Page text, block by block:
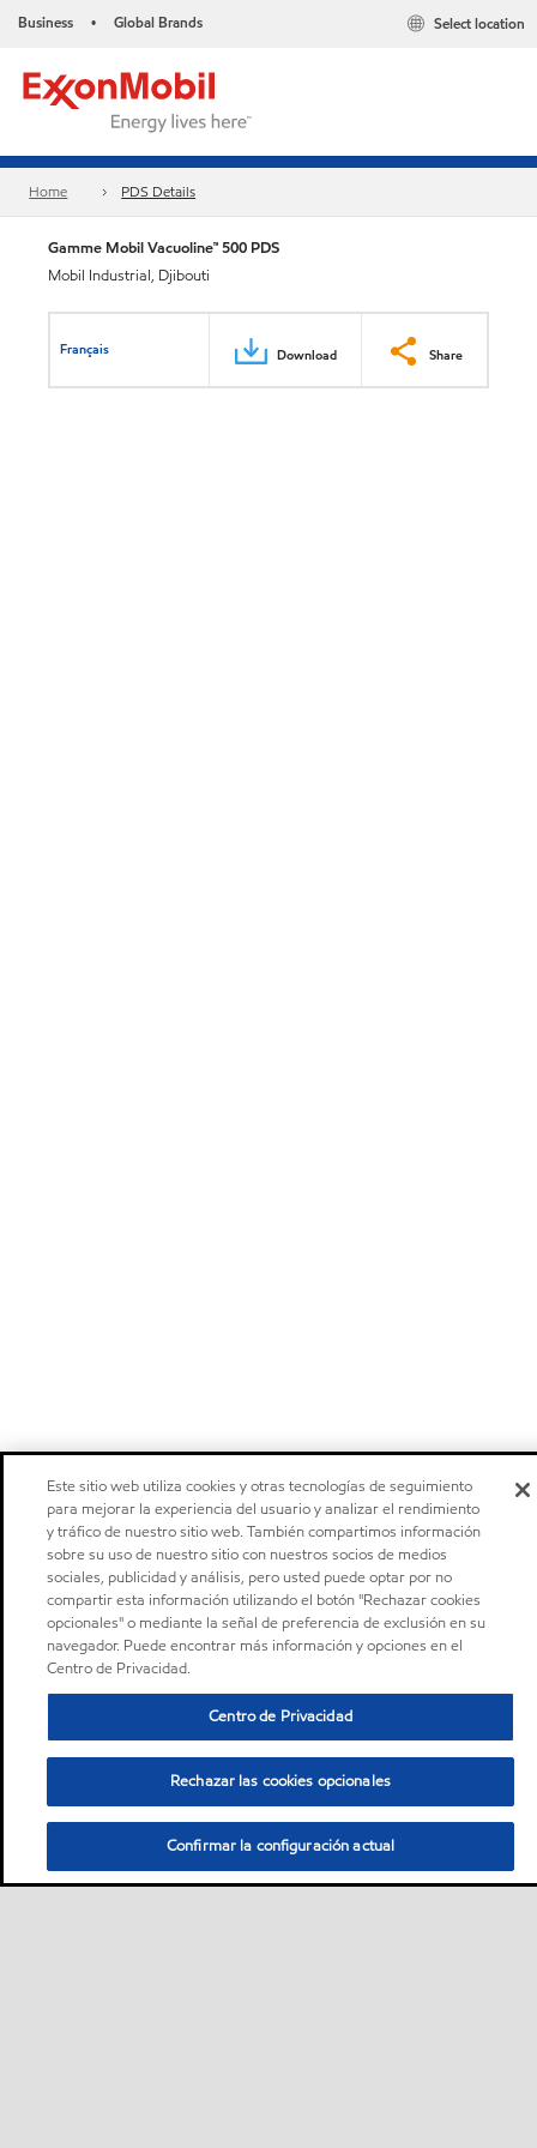
Business • Global Brands Select location
Home PDS Details
Gamme Mobil Vacuoline™ 500 PDS
Mobil Industrial, Djibouti
Français Download Share
Este sitio web utiliza cookies y otras tecnologías de seguimiento
para mejorar la experiencia del usuario y analizar el rendimiento
y tráfico de nuestro sitio web. También compartimos información
sobre su uso de nuestro sitio con nuestros socios de medios
sociales, publicidad y análisis, pero usted puede optar por no
compartir esta información utilizando el botón "Rechazar cookies
opcionales" o mediante la señal de preferencia de exclusión en su
navegador. Puede encontrar más información y opciones en el
Centro de Privacidad.
Centro de Privacidad
Rechazar las cookies opcionales
Confirmar la configuración actual